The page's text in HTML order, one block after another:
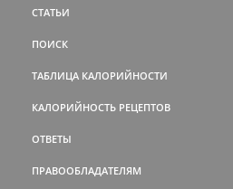
СТАТЬИ
ПОИСК
ТАБЛИЦА КАЛОРИЙНОСТИ
КАЛОРИЙНОСТЬ РЕЦЕПТОВ
ОТВЕТЫ
ПРАВООБЛАДАТЕЛЯМ